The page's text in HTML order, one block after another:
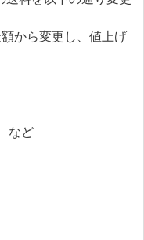
から変更し、値上げ
など